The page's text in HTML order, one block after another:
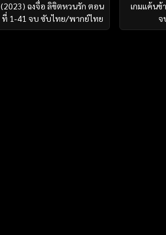
(2023) ฉงจื่อ ลิขิตหวนรัก ตอน
ที่ 1-41 จบ ซับไทย/พากย์ไทย
เกมแค้นข้
จ